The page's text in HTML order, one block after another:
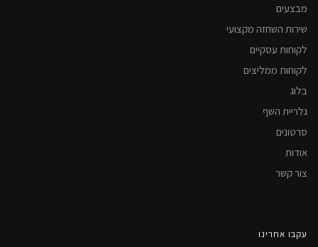
מבצעים
שירות השחזה מקצועי
לקוחות עסקיים
לקוחות ממליצים
בלוג
גלריית השף
סרטונים
אודות
צור קשר
עקבו אחרינו